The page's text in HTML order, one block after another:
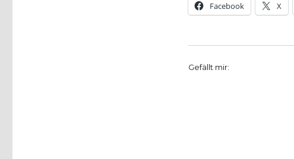
Facebook X
Gefällt mir: